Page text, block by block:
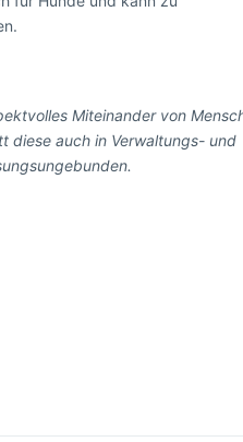
Miteinander von
diese auch in Verwaltungs- und